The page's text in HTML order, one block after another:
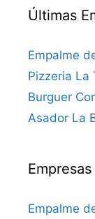
Últimas
Empalme
Pizzeria La
Burguer
Asador La
Empresas
Empalme